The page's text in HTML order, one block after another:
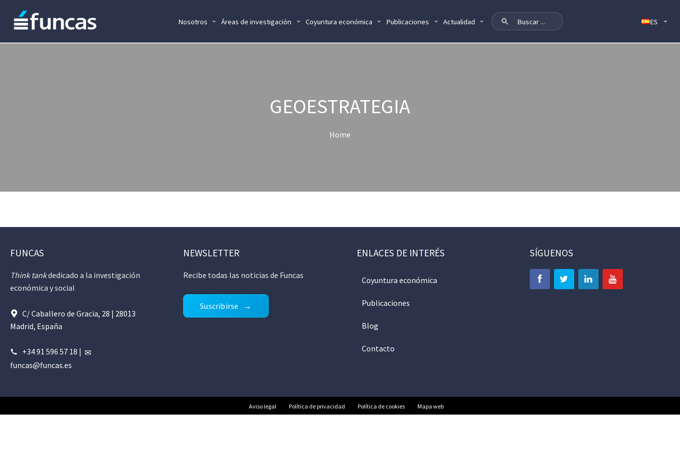
Nosotros Áreas de investigación Coyuntura económica Publicaciones Actualidad
GEOESTRATEGIA
Home
FUNCAS
Think tankdedicado a la investigación
económica y social
C/ Caballero de Gracia, 28 | 28013
Madrid, España
+34 91 596 57 18 |
funcas@funcas.es
NEWSLETTER
Recibe todas las noticias de Funcas
Suscribirse
ENLACES DE INTERÉS
Coyuntura económica
Publicaciones
Blog
Contacto
SÍGUENOS
Aviso legal Política de privacidad Política de cookies Mapa web